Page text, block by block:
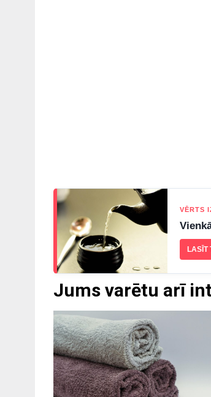
Jums varētu arī
VĒRTS
LASĪT